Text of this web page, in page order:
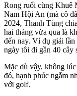
Rong ruổi cùng Khuê
Nam Hội An (mà cô
2024, Thanh Tùng
hai tháng vừa qua là
đến nay. Ví dụ giải
ngày tôi đi gần 40 cây
Mặc dù vậy, không
đó, hạnh phúc ngắm
với golf.